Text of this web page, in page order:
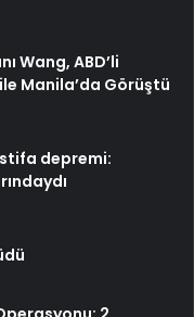
Wang, ABD’li
Manila’da Görüştü
depremi: